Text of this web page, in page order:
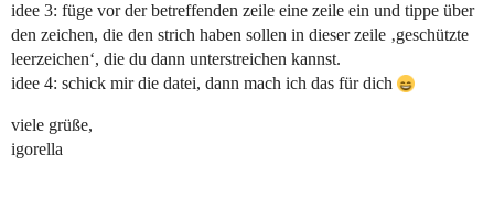
idee 3: füge vor der betreffenden zeile eine zeile ein und tippe über
den zeichen, die den strich haben sollen in dieser zeile ‚geschützte
leerzeichen‘, die du dann unterstreichen kannst.
idee 4: schick mir die datei, dann mach ich das für dich
viele grüße,
igorella